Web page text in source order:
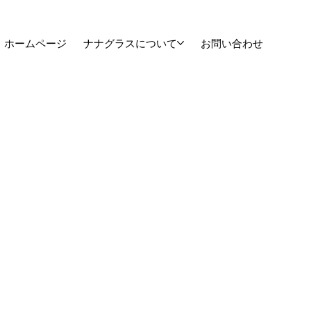
ホームページ ナナグラスについて お問い合わせ